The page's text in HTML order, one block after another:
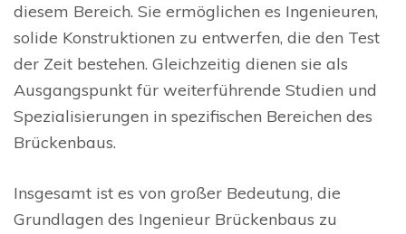
diesem Bereich. Sie ermöglichen es Ingenieuren,
solide Konstruktionen zu entwerfen, die den Test
der Zeit bestehen. Gleichzeitig dienen sie als
Ausgangspunkt für weiterführende Studien und
Spezialisierungen in spezifischen Bereichen des
Brückenbaus.
Insgesamt ist es von großer Bedeutung, die
Grundlagen des Ingenieur Brückenbaus zu